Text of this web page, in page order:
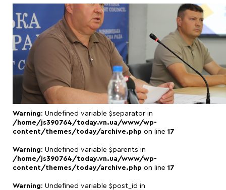
Warning: Undefined variable $separator in
/home/js390764/today.vn.ua/www/wp-
content/themes/today/archive.php on line 17
Warning: Undefined variable $parents in
/home/js390764/today.vn.ua/www/wp-
content/themes/today/archive.php on line 17
Warning: Undefined variable $post_id in